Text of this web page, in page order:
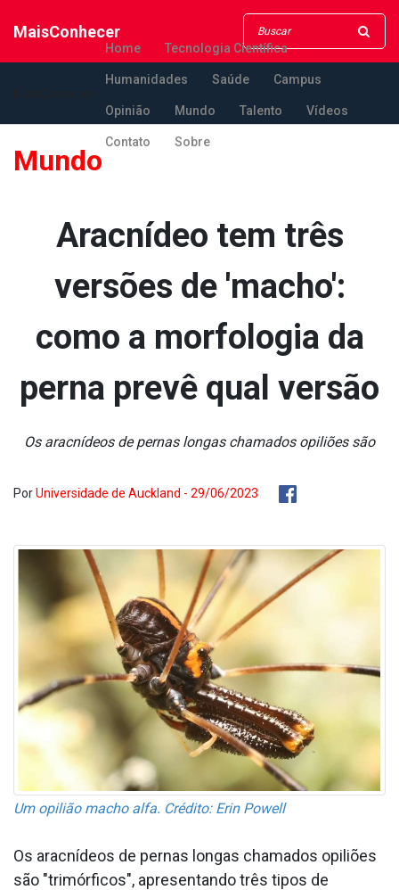
MaisConhecer
Home Tecnologia Científica
Humanidades Saúde Campus
Opinião Mundo Talento Vídeos
Contato Sobre
Mundo
Aracnídeo tem três
versões de 'macho':
como a morfologia da
perna prevê qual versão
Os aracnídeos de pernas longas chamados opiliões são
PorUniversidade de Auckland - 29/06/2023
Um opilião macho alfa. Crédito: Erin Powell
Os aracnídeos de pernas longas chamados opiliões
são "trimórficos", apresentando três tipos de